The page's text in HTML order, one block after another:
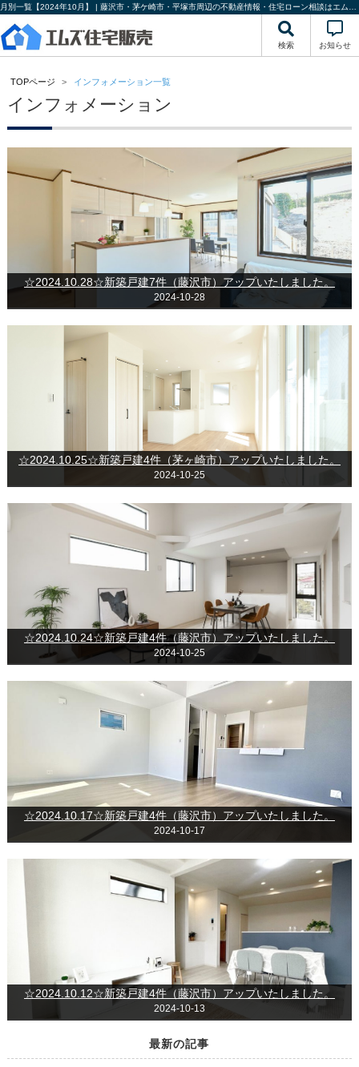
検索 お知らせ
TOPページ インフォメーション一覧
インフォメーション
☆2024.10.28☆新築戸建7件（藤沢市）アップいたしました。
2024-10-28
☆2024.10.25☆新築戸建4件（茅ヶ崎市）アップいたしました。
2024-10-25
☆2024.10.24☆新築戸建4件（藤沢市）アップいたしました。
2024-10-25
☆2024.10.17☆新築戸建4件（藤沢市）アップいたしました。
2024-10-17
☆2024.10.12☆新築戸建4件（藤沢市）アップいたしました。
2024-10-13
最新の記事